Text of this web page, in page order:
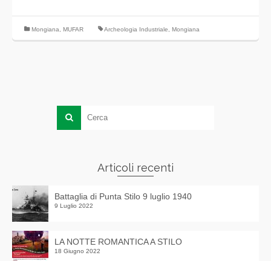
Mongiana MUFAR Archeologia Industriale Mongiana
Articoli recenti
Battaglia di Punta Stilo 9 luglio 1940
9 Luglio 2022
LA NOTTE ROMANTICA A STILO
18 Giugno 2022